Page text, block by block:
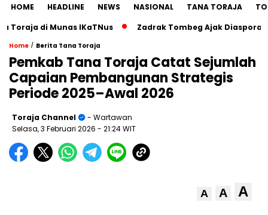
HOME HEADLINE NEWS NASIONAL TANA TORAJA
di Munas IKaTNus
Zadrak Tombeg Ajak Diaspora
Home / Berita Tana Toraja
Pemkab Tana Toraja Catat Sejumlah
Capaian Pembangunan Strategis
Periode 2025–Awal 2026
Toraja Channel
- Wartawan
Selasa, 3 Februari 2026 - 21:24 WIT
A A A